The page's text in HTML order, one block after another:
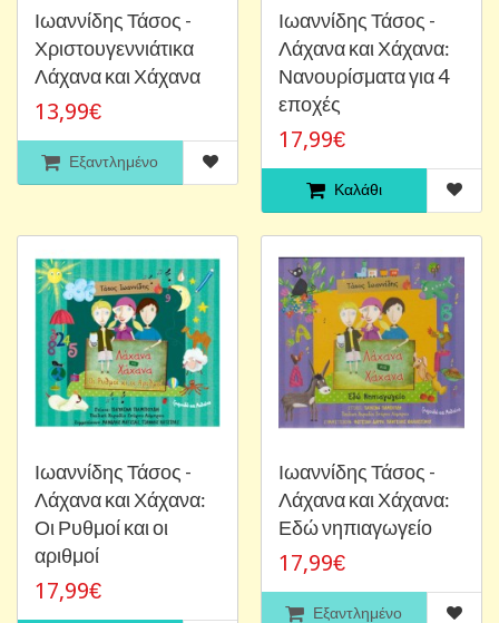
Ιωαννίδης Τάσος -
Χριστουγεννιάτικα
Λάχανα και Χάχανα
13,99€
Εξαντλημένο
Ιωαννίδης Τάσος -
Λάχανα και Χάχανα:
Νανουρίσματα για 4
εποχές
17,99€
Καλάθι
Ιωαννίδης Τάσος -
Λάχανα και Χάχανα:
Οι Ρυθμοί και οι
αριθμοί
17,99€
Ιωαννίδης Τάσος -
Λάχανα και Χάχανα:
Εδώ νηπιαγωγείο
17,99€
Εξαντλημένο